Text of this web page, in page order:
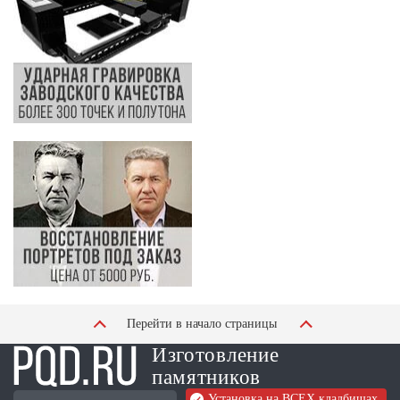
Перейти в начало страницы
Изготовление
памятников